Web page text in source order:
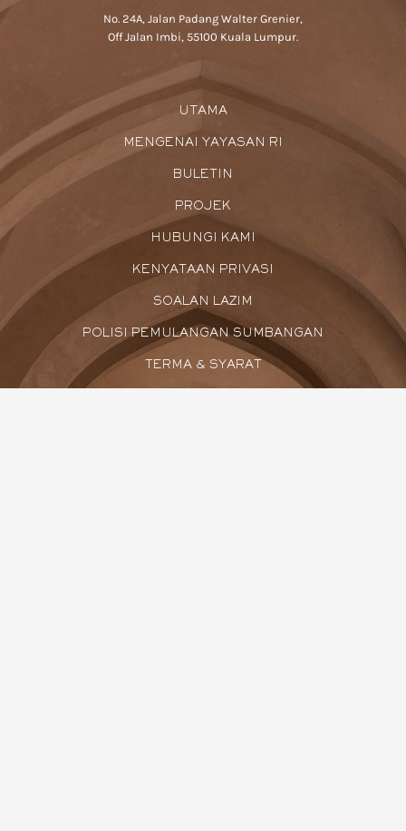
No. 24A, Jalan Padang Walter Grenier,
Off Jalan Imbi, 55100 Kuala Lumpur.
UTAMA
MENGENAI YAYASAN RI
BULETIN
PROJEK
HUBUNGI KAMI
KENYATAAN PRIVASI
SOALAN LAZIM
POLISI PEMULANGAN SUMBANGAN
TERMA & SYARAT